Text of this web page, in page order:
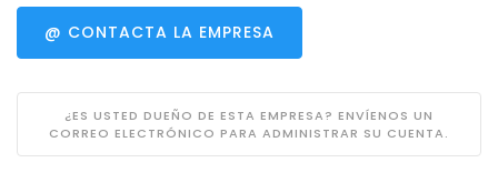
@ CONTACTA LA EMPRESA
¿ES USTED DUEÑO DE ESTA EMPRESA? ENVÍENOS UN
CORREO ELECTRÓNICO PARA ADMINISTRAR SU CUENTA.